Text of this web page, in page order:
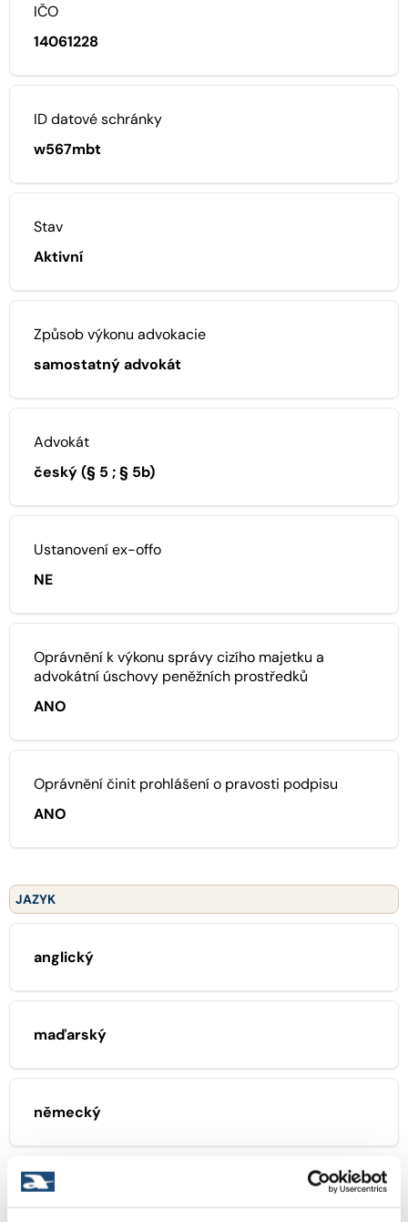
IČO
14061228
ID datové schránky
w567mbt
Stav
Aktivní
Způsob výkonu advokacie
samostatný advokát
Advokát
český (§ 5 ; § 5b)
Ustanovení ex-offo
NE
Oprávnění k výkonu správy cizího majetku a
advokátní úschovy peněžních prostředků
ANO
Oprávnění činit prohlášení o pravosti podpisu
ANO
JAZYK
anglický
maďarský
německý
ZAMĚŘENÍ